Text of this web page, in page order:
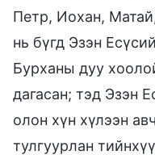
Петр, Иохан,
нь бүгд Эзэн
Бурханы дуу
дагасан; тэд Эзэн
олон хүн хүлээн
тулгуурлан